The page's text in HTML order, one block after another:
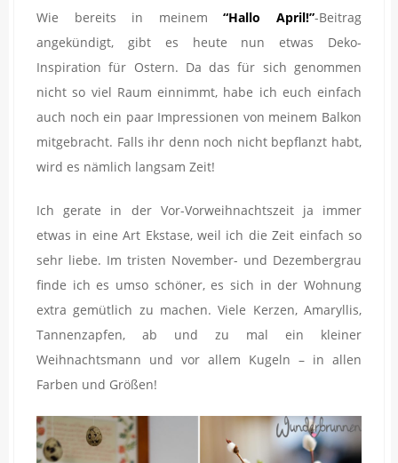
Wie bereits in meinem“Hallo April!”-Beitrag
angekündigt, gibt es heute nun etwas Deko-
Inspiration für Ostern. Da das für sich genommen
nicht so viel Raum einnimmt, habe ich euch einfach
auch noch ein paar Impressionen von meinem Balkon
mitgebracht. Falls ihr denn noch nicht bepflanzt habt,
wird es nämlich langsam Zeit!
Ich gerate in der Vor-Vorweihnachtszeit ja immer
etwas in eine Art Ekstase, weil ich die Zeit einfach so
sehr liebe. Im tristen November- und Dezembergrau
finde ich es umso schöner, es sich in der Wohnung
extra gemütlich zu machen. Viele Kerzen, Amaryllis,
Tannenzapfen, ab und zu mal ein kleiner
Weihnachtsmann und vor allem Kugeln – in allen
Farben und Größen!